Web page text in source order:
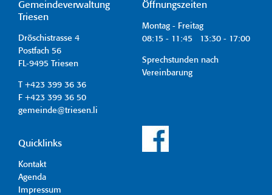
Gemeindeverwaltung
Triesen
Dröschistrasse 4
Postfach 56
FL-9495 Triesen
T +423 399 36 36
F +423 399 36 50
gemeinde@triesen.li
Öffnungszeiten
Montag - Freitag
08:15 - 11:45 13:30 - 17:00
Sprechstunden nach
Vereinbarung
Quicklinks
Kontakt
Agenda
Impressum